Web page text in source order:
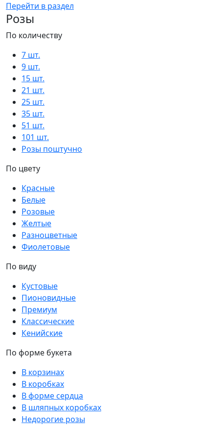
Перейти в раздел
Розы
По количеству
7 шт.
9 шт.
15 шт.
21 шт.
25 шт.
35 шт.
51 шт.
101 шт.
Розы поштучно
По цвету
Красные
Белые
Розовые
Желтые
Разноцветные
Фиолетовые
По виду
Кустовые
Пионовидные
Премиум
Классические
Кенийские
По форме букета
В корзинах
В коробках
В форме сердца
В шляпных коробках
Недорогие розы